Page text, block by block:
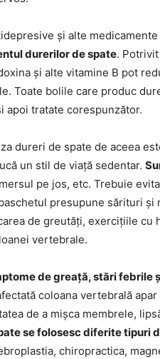
și alte
durerilor de spate.
și alte vitamine B pot
Toate bolile care produc
apoi tratate corespunzător.
dureri de spate de aceea
un stil de viață sedentar.
pe jos, etc. Trebuie
presupune sărituri
de greutăți, exercițiile cu
vertebrale.
de greață, stări febrile
coloana vertebrală
de a mișca membrele,
se folosesc diferite tipuri
chiropractica,